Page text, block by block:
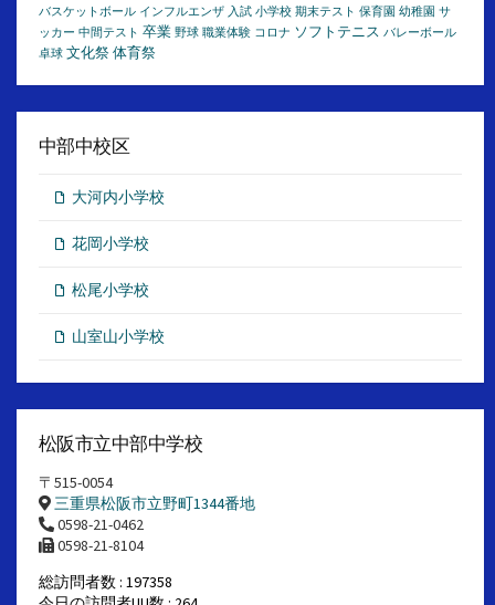
バスケットボール インフルエンザ 入試 小学校 期末テスト 保育園 幼稚園 サ
ッカー 中間テスト 卒業 野球 職業体験 コロナ ソフトテニス バレーボール
卓球 文化祭 体育祭
中部中校区
大河内小学校
花岡小学校
松尾小学校
山室山小学校
松阪市立中部中学校
〒515-0054
三重県松阪市立野町1344番地
0598-21-0462
0598-21-8104
総訪問者数 : 197358